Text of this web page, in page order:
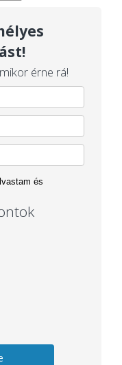
érne rá!
és